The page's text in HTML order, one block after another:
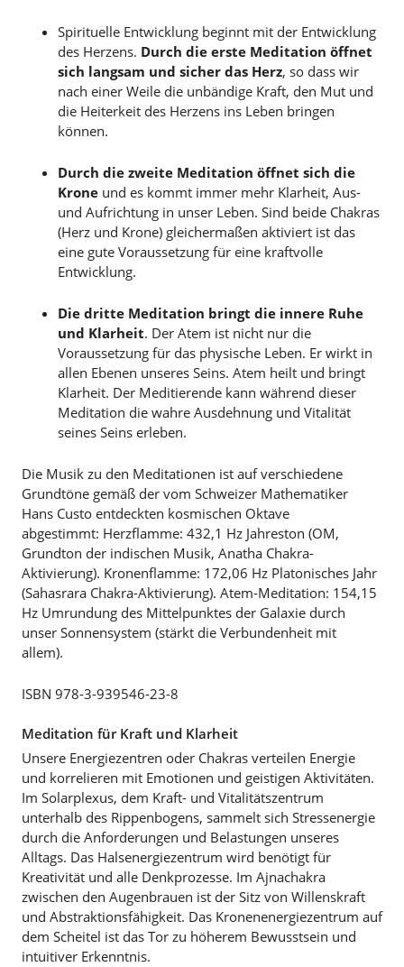
Spirituelle Entwicklung beginnt mit der Entwicklung
des Herzens. Durch die erste Meditation öffnet
sich langsam und sicher das Herz, so dass wir
nach einer Weile die unbändige Kraft, den Mut und
die Heiterkeit des Herzens ins Leben bringen
können.
Durch die zweite Meditation öffnet sich die
Krone und es kommt immer mehr Klarheit, Aus-
und Aufrichtung in unser Leben. Sind beide Chakras
(Herz und Krone) gleichermaßen aktiviert ist das
eine gute Voraussetzung für eine kraftvolle
Entwicklung.
Die dritte Meditation bringt die innere Ruhe
und Klarheit. Der Atem ist nicht nur die
Voraussetzung für das physische Leben. Er wirkt in
allen Ebenen unseres Seins. Atem heilt und bringt
Klarheit. Der Meditierende kann während dieser
Meditation die wahre Ausdehnung und Vitalität
seines Seins erleben.
Die Musik zu den Meditationen ist auf verschiedene
Grundtöne gemäß der vom Schweizer Mathematiker
Hans Custo entdeckten kosmischen Oktave
abgestimmt: Herzflamme: 432,1 Hz Jahreston (OM,
Grundton der indischen Musik, Anatha Chakra-
Aktivierung). Kronenflamme: 172,06 Hz Platonisches Jahr
(Sahasrara Chakra-Aktivierung). Atem-Meditation: 154,15
Hz Umrundung des Mittelpunktes der Galaxie durch
unser Sonnensystem (stärkt die Verbundenheit mit
allem).
ISBN 978-3-939546-23-8
Meditation für Kraft und Klarheit
Unsere Energiezentren oder Chakras verteilen Energie
und korrelieren mit Emotionen und geistigen Aktivitäten.
Im Solarplexus, dem Kraft- und Vitalitätszentrum
unterhalb des Rippenbogens, sammelt sich Stressenergie
durch die Anforderungen und Belastungen unseres
Alltags. Das Halsenergiezentrum wird benötigt für
Kreativität und alle Denkprozesse. Im Ajnachakra
zwischen den Augenbrauen ist der Sitz von Willenskraft
und Abstraktionsfähigkeit. Das Kronenenergiezentrum auf
dem Scheitel ist das Tor zu höherem Bewusstsein und
intuitiver Erkenntnis.